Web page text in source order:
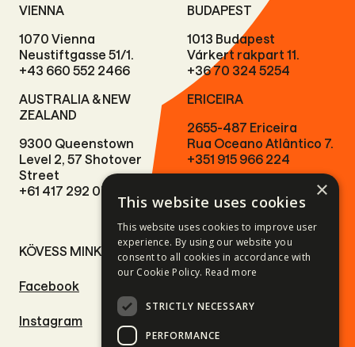
VIENNA
1070 Vienna
Neustiftgasse 51/1.
+43 660 552 2466
BUDAPEST
1013 Budapest
Várkert rakpart 11.
+36 70 324 5254
AUSTRALIA & NEW
ZEALAND
9300 Queenstown
Level 2, 57 Shotover
Street
+61 417 292 073
ERICEIRA
2655-487 Ericeira
Rua Oceano Atlântico 7.
+351 915 966 224
KÖVESS MINKET
Facebook
Instagram
OLDALAINK
×
This website uses cookies
This website uses cookies to improve user
experience. By using our website you
consent to all cookies in accordance with
our Cookie Policy. Read more
STRICTLY NECESSARY
PERFORMANCE